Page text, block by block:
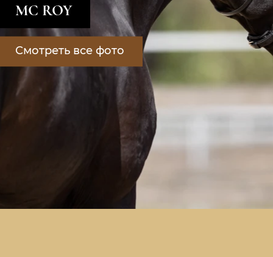
MC ROY
Смотреть все фото